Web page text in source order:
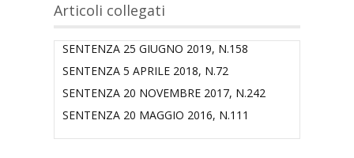
Articoli collegati
SENTENZA 25 GIUGNO 2019, N.158
SENTENZA 5 APRILE 2018, N.72
SENTENZA 20 NOVEMBRE 2017, N.242
SENTENZA 20 MAGGIO 2016, N.111